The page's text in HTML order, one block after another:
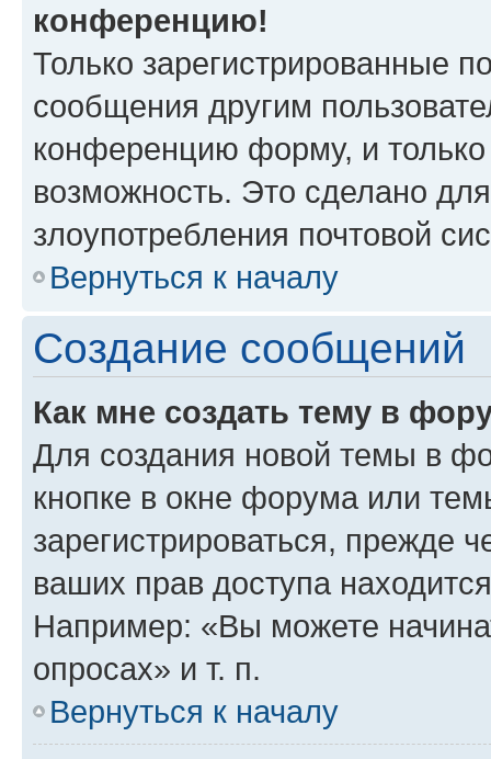
конференцию!
Только зарегистрированные
сообщения другим
конференцию форму, и
возможность. Это сделано
злоупотребления почтовой
Вернуться к началу
Создание сообщений
Как мне создать тему в
Для создания новой темы в
кнопке в окне форума или
зарегистрироваться, прежде
ваших прав доступа
Например: «Вы можете
опросах» и т. п.
Вернуться к началу